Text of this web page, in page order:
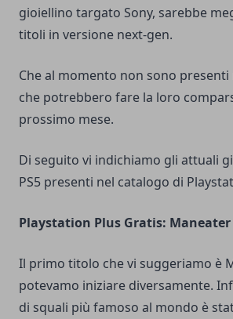
gioiellino targato Sony, sarebbe
titoli in versione next-gen.
Che al momento non sono presenti
che potrebbero fare la loro
prossimo mese.
Di seguito vi indichiamo gli attuali
PS5 presenti nel catalogo di
Playstation Plus Gratis: Maneater
Il primo titolo che vi suggeriamo è
potevamo iniziare diversamente.
di squali più famoso al mondo è